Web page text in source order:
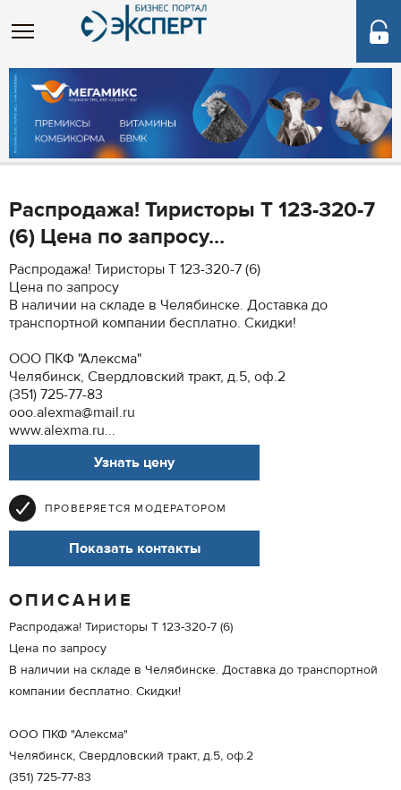
Распродажа! Тиристоры Т 123-320-7
(6) Цена по запросу...
Распродажа! Тиристоры Т 123-320-7 (6)
Цена по запросу
В наличии на складе в Челябинске. Доставка до
транспортной компании бесплатно. Скидки!
ООО ПКФ "Алексма"
Челябинск, Свердловский тракт, д.5, оф.2
(351) 725-77-83
ooo.alexma@mail.ru
www.alexma.ru...
Узнать цену
ПРОВЕРЯЕТСЯ МОДЕРАТОРОМ
Показать контакты
ОПИСАНИЕ
Распродажа! Тиристоры Т 123-320-7 (6)
Цена по запросу
В наличии на складе в Челябинске. Доставка до транспортной
компании бесплатно. Скидки!
ООО ПКФ "Алексма"
Челябинск, Свердловский тракт, д.5, оф.2
(351) 725-77-83